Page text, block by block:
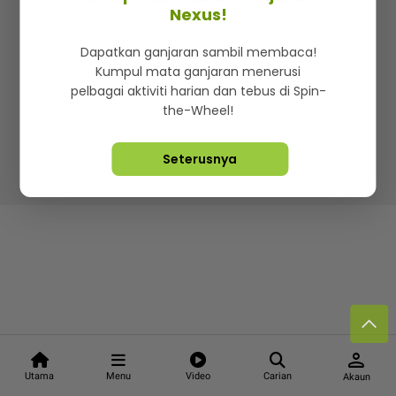
Utama Menu Video Carian
person
Akaun
Iklan di SMG360
Terma & Syarat Dasar Privasi
Lebih hot, viral dan sensasi
Hakcipta Terpelihara ©2026. Star Media Group Berhad
Nexus!
Dapatkan ganjaran sambil membaca!
Kumpul mata ganjaran menerusi
pelbagai aktiviti harian dan tebus di Spin-
the-Wheel!
Seterusnya